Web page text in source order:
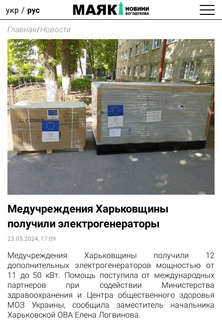
укр рус
Главная/Новости
Медучреждения Харьковщины
получили электрогенераторы
23.05.2024, 17:09
Медучреждения Харьковщины получили 12
дополнительных электрогенераторов мощностью от
11 до 50 кВт. Помощь поступила от международных
партнеров при содействии Министерства
здравоохранения и Центра общественного здоровья
МОЗ Украины, сообщила заместитель начальника
Харьковской ОВА Елена Логвинова.